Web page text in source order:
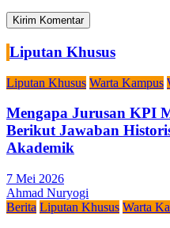
Liputan Khusus
Liputan Khusus Warta Kampus
Mengapa Jurusan KPI
Berikut Jawaban
Akademik
7 Mei 2026
Ahmad Nuryogi
Berita Liputan Khusus Warta